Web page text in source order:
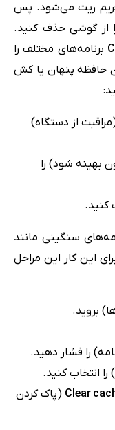
ریت می‌شود. پس
از گوشی حذف کنید.
برنامه‌های مختلف را
حافظه پنهان یا کش
از دستگاه)
بهینه شود) را
کنید.
سنگینی مانند
این کار این مراحل
بروید.
را فشار دهید.
انتخاب کنید.
Clear (پاک کردن